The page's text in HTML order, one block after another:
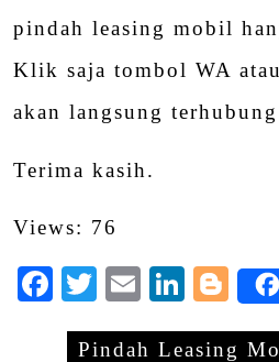
pindah leasing mobil
Klik saja tombol WA
akan langsung
Terima kasih.
Views: 76
Facebook
Twitter
Email
Pindah Leasing